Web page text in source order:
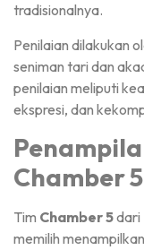
tradisionalnya.
Penilaian dilakukan
seniman tari dan
penilaian meliputi
ekspresi, dan
Chamber 5
Tim Chamber 5dari
memilih